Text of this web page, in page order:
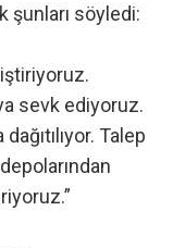
şunları söyledi:
sevk ediyoruz.
Talep